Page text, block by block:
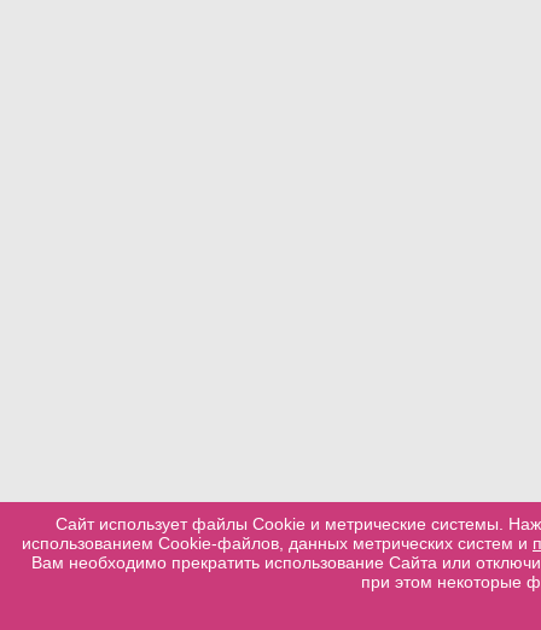
Сайт использует файлы Cookie и метрические системы.
использованием Cookie-файлов, данных метрических систем и
Вам необходимо прекратить использование Сайта или
при этом некоторые